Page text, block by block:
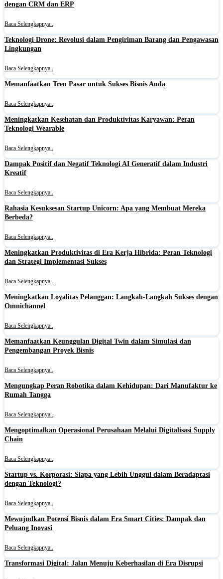
dengan CRM dan ERP
Baca Selengkapnya..
Teknologi Drone: Revolusi dalam Pengiriman Barang dan Pengawasan
Lingkungan
Baca Selengkapnya..
Memanfaatkan Tren Pasar untuk Sukses Bisnis Anda
Baca Selengkapnya..
Meningkatkan Kesehatan dan Produktivitas Karyawan: Peran
Teknologi Wearable
Baca Selengkapnya..
Dampak Positif dan Negatif Teknologi AI Generatif dalam Industri
Kreatif
Baca Selengkapnya..
Rahasia Kesuksesan Startup Unicorn: Apa yang Membuat Mereka
Berbeda?
Baca Selengkapnya..
Meningkatkan Produktivitas di Era Kerja Hibrida: Peran Teknologi
dan Strategi Implementasi Sukses
Baca Selengkapnya..
Meningkatkan Loyalitas Pelanggan: Langkah-Langkah Sukses dengan
Omnichannel
Baca Selengkapnya..
Memanfaatkan Keunggulan Digital Twin dalam Simulasi dan
Pengembangan Proyek Bisnis
Baca Selengkapnya..
Mengungkap Peran Robotika dalam Kehidupan: Dari Manufaktur ke
Rumah Tangga
Baca Selengkapnya..
Mengoptimalkan Operasional Perusahaan Melalui Digitalisasi Supply
Chain
Baca Selengkapnya..
Startup vs. Korporasi: Siapa yang Lebih Unggul dalam Beradaptasi
dengan Teknologi?
Baca Selengkapnya..
Mewujudkan Potensi Bisnis dalam Era Smart Cities: Dampak dan
Peluang Inovasi
Baca Selengkapnya..
Transformasi Digital: Jalan Menuju Keberhasilan di Era Disrupsi